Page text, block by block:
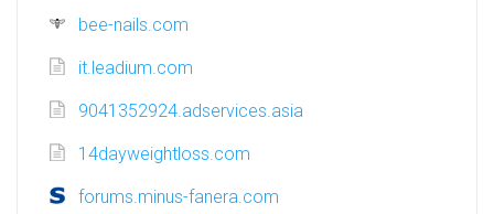
bee-nails.com
it.leadium.com
9041352924.adservices.asia
14dayweightloss.com
forums.minus-fanera.com